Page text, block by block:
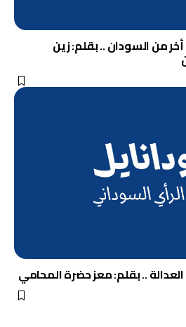
من السودان .. بقلم: زين
العدالة .. بقلم: معز حضرة المحامي